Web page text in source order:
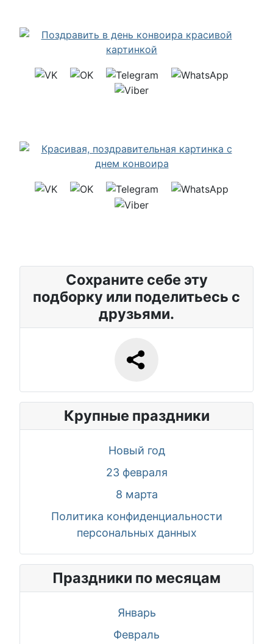
Сохраните себе эту
подборку или поделитьесь с
друзьями.
Крупные праздники
Новый год
23 февраля
8 марта
Политика конфиденциальности
персональных данных
Праздники по месяцам
Январь
Февраль